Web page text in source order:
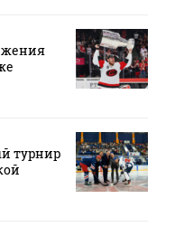
турнир